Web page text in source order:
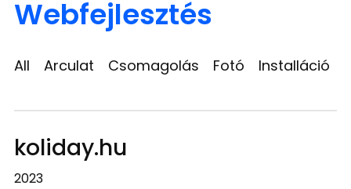
Webfejlesztés
All Arculat Csomagolás Fotó Installáció
koliday.hu
2023